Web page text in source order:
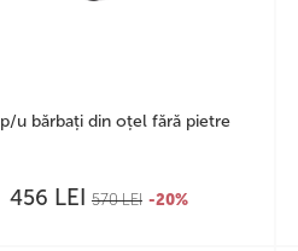
u bărbați din oțel fără pietre
456 LEI 570LEI -20%